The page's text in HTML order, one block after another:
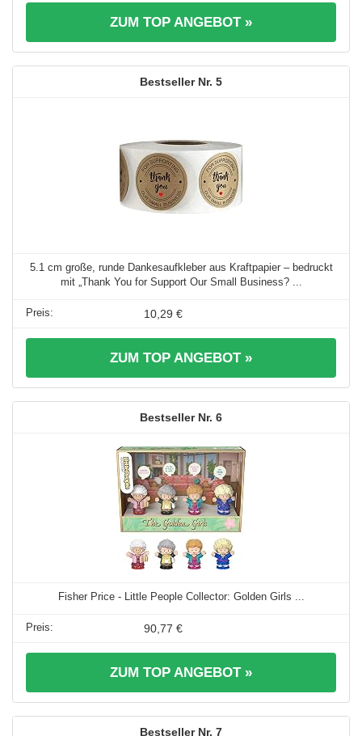
ZUM TOP ANGEBOT »
5
5.1 cm große, runde Dankesaufkleber aus Kraftpapier – bedruckt
mit „Thank You for Support Our Small Business? ...
10,29 €
ZUM TOP ANGEBOT »
6
Fisher Price - Little People Collector: Golden Girls ...
90,77 €
ZUM TOP ANGEBOT »
7